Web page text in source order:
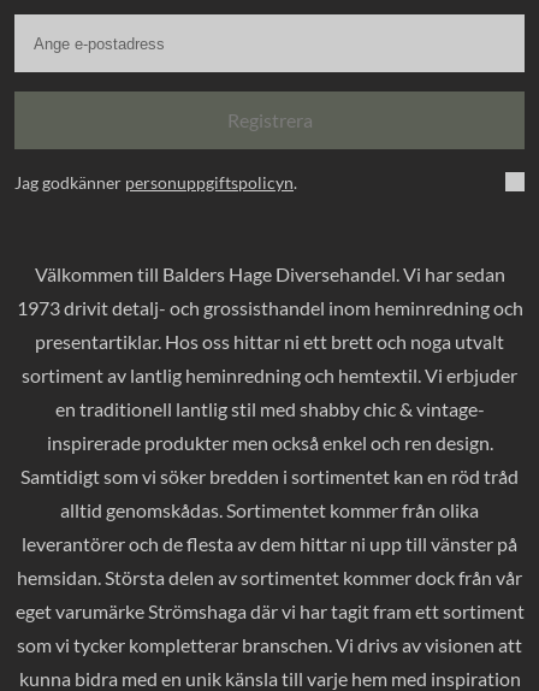
Registrera
Jag godkänner personuppgiftspolicyn.
Välkommen till Balders Hage Diversehandel. Vi har sedan
1973 drivit detalj- och grossisthandel inom heminredning och
presentartiklar. Hos oss hittar ni ett brett och noga utvalt
sortiment av lantlig heminredning och hemtextil. Vi erbjuder
en traditionell lantlig stil med shabby chic & vintage-
inspirerade produkter men också enkel och ren design.
Samtidigt som vi söker bredden i sortimentet kan en röd tråd
alltid genomskådas. Sortimentet kommer från olika
leverantörer och de flesta av dem hittar ni upp till vänster på
hemsidan. Största delen av sortimentet kommer dock från vår
eget varumärke Strömshaga där vi har tagit fram ett sortiment
som vi tycker kompletterar branschen. Vi drivs av visionen att
kunna bidra med en unik känsla till varje hem med inspiration